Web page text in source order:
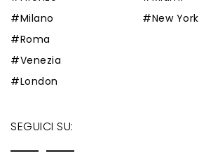
#Milano
#Roma
#Venezia
#London
#New York
SEGUICI SU: